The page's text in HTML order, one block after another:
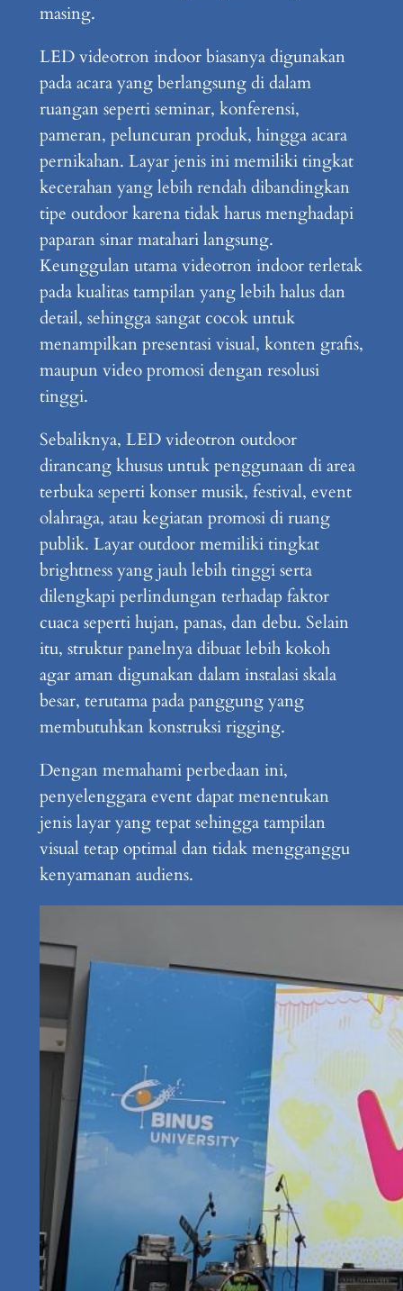
masing.
LED videotron indoor biasanya digunakan
pada acara yang berlangsung di dalam
ruangan seperti seminar, konferensi,
pameran, peluncuran produk, hingga acara
pernikahan. Layar jenis ini memiliki tingkat
kecerahan yang lebih rendah dibandingkan
tipe outdoor karena tidak harus menghadapi
paparan sinar matahari langsung.
Keunggulan utama videotron indoor terletak
pada kualitas tampilan yang lebih halus dan
detail, sehingga sangat cocok untuk
menampilkan presentasi visual, konten grafis,
maupun video promosi dengan resolusi
tinggi.
Sebaliknya, LED videotron outdoor
dirancang khusus untuk penggunaan di area
terbuka seperti konser musik, festival, event
olahraga, atau kegiatan promosi di ruang
publik. Layar outdoor memiliki tingkat
brightness yang jauh lebih tinggi serta
dilengkapi perlindungan terhadap faktor
cuaca seperti hujan, panas, dan debu. Selain
itu, struktur panelnya dibuat lebih kokoh
agar aman digunakan dalam instalasi skala
besar, terutama pada panggung yang
membutuhkan konstruksi rigging.
Dengan memahami perbedaan ini,
penyelenggara event dapat menentukan
jenis layar yang tepat sehingga tampilan
visual tetap optimal dan tidak mengganggu
kenyamanan audiens.